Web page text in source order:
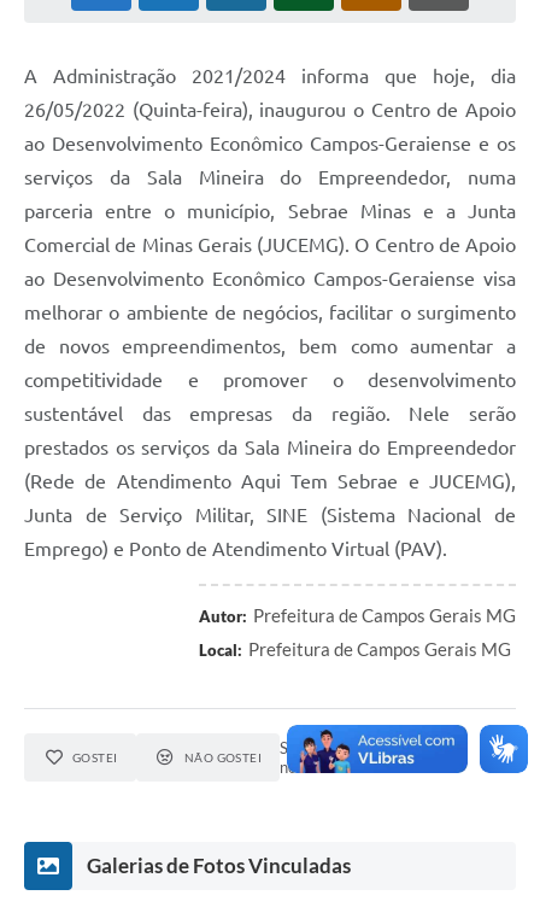
A Administração 2021/2024 informa que hoje, dia
26/05/2022 (Quinta-feira), inaugurou o Centro de Apoio
ao Desenvolvimento Econômico Campos-Geraiense e os
serviços da Sala Mineira do Empreendedor, numa
parceria entre o município, Sebrae Minas e a Junta
Comercial de Minas Gerais (JUCEMG). O Centro de Apoio
ao Desenvolvimento Econômico Campos-Geraiense visa
melhorar o ambiente de negócios, facilitar o surgimento
de novos empreendimentos, bem como aumentar a
competitividade e promover o desenvolvimento
sustentável das empresas da região. Nele serão
prestados os serviços da Sala Mineira do Empreendedor
(Rede de Atendimento Aqui Tem Sebrae e JUCEMG),
Junta de Serviço Militar, SINE (Sistema Nacional de
Emprego) e Ponto de Atendimento Virtual (PAV).
Autor: Prefeitura de Campos Gerais MG
Local: Prefeitura de Campos Gerais MG
GOSTEI NÃO GOSTEI
Seja o primeiro a curtir esta
notícia.
Galerias de Fotos Vinculadas